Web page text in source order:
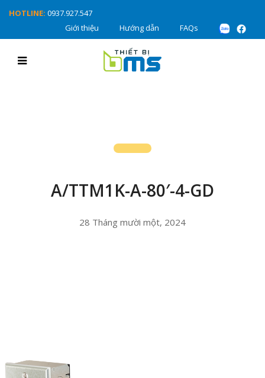
HOTLINE: 0937.927.547
Giới thiệu
Hướng dẫn FAQs
A/TTM1K-A-80′-4-GD
28 Tháng mười một, 2024